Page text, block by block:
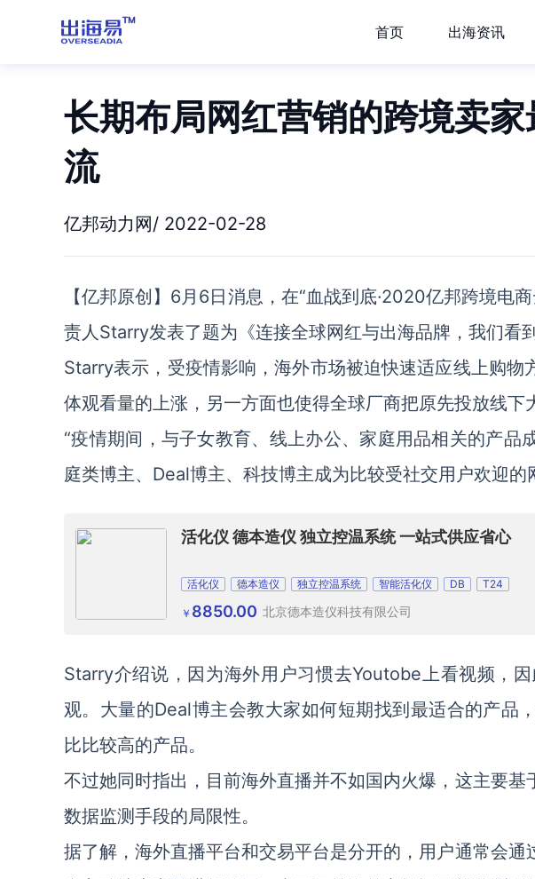
首页 出海资讯
长期布局网红营销的跨境卖家
流
亿邦动力网/ 2022-02-28
【亿邦原创】6月6日消息，在“血战到底·2020亿邦跨境电
责人Starry发表了题为《连接全球网红与出海品牌，我们看
Starry表示，受疫情影响，海外市场被迫快速适应线上购物
体观看量的上涨，另一方面也使得全球厂商把原先投放线下
“疫情期间，与子女教育、线上办公、家庭用品相关的产品
庭类博主、Deal博主、科技博主成为比较受社交用户欢迎的
活化仪 德本造仪 独立控温系统 一站式供应省心
活化仪 德本造仪 独立控温系统 智能活化仪 DB T24
￥ 8850.00 北京德本造仪科技有限公司
Starry介绍说，因为海外用户习惯去Youtobe上看视频，
观。大量的Deal博主会教大家如何短期找到最适合的产品
比比较高的产品。
不过她同时指出，目前海外直播并不如国内火爆，这主要
数据监测手段的局限性。
据了解，海外直播平台和交易平台是分开的，用户通常会